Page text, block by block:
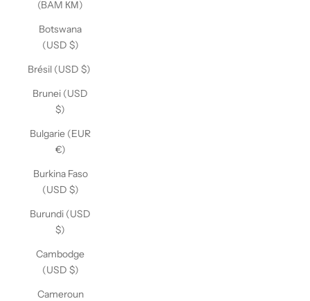
(BAM КМ)
Botswana
(USD $)
Brésil (USD $)
Brunei (USD
$)
Bulgarie (EUR
€)
Burkina Faso
(USD $)
Burundi (USD
$)
Cambodge
(USD $)
Cameroun